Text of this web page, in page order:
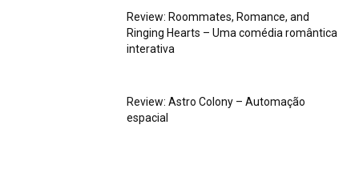
Review: Roommates, Romance, and
Ringing Hearts – Uma comédia romântica
interativa
Review: Astro Colony – Automação
espacial